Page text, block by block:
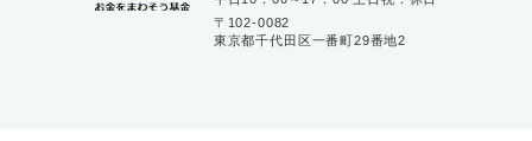
〒102-0082
東京都千代田区一番町29番地2